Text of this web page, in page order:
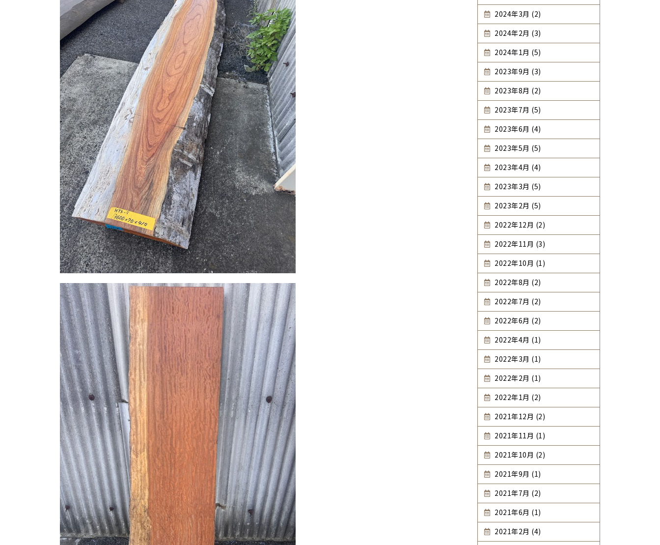
2024年3月 (2)
2024年2月 (3)
2024年1月 (5)
2023年9月 (3)
2023年8月 (2)
2023年7月 (5)
2023年6月 (4)
2023年5月 (5)
2023年4月 (4)
2023年3月 (5)
2023年2月 (5)
2022年12月 (2)
2022年11月 (3)
2022年10月 (1)
2022年8月 (2)
2022年7月 (2)
2022年6月 (2)
2022年4月 (1)
2022年3月 (1)
2022年2月 (1)
2022年1月 (2)
2021年12月 (2)
2021年11月 (1)
2021年10月 (2)
2021年9月 (1)
2021年7月 (2)
2021年6月 (1)
2021年2月 (4)